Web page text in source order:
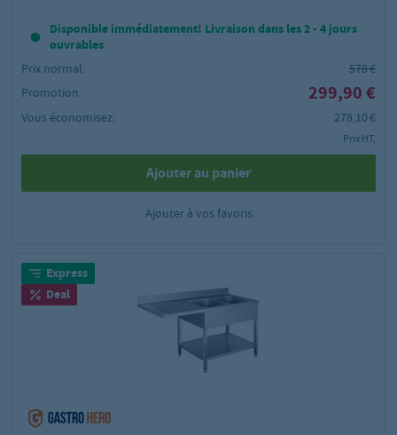
Disponible immédiatement! Livraison dans les 2 - 4 jours
ouvrables
Prix normal:
578 €
Promotion:
299,90 €
Vous économisez: 278,10 €
Prix HT,
Ajouter au panier
Ajouter à vos favoris
Express
Deal